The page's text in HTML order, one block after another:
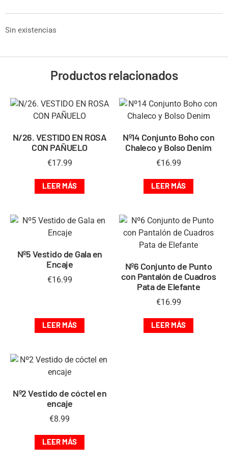
Sin existencias
Productos relacionados
N/26. VESTIDO EN ROSA
CON PAÑUELO
€17.99
LEER MÁS
Nº14 Conjunto Boho con
Chaleco y Bolso Denim
€16.99
LEER MÁS
Nº5 Vestido de Gala en
Encaje
€16.99
LEER MÁS
Nº6 Conjunto de Punto
con Pantalón de Cuadros
Pata de Elefante
€16.99
LEER MÁS
Nº2 Vestido de cóctel en
encaje
€8.99
LEER MÁS